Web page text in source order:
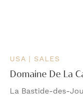
USA | SALES
Domaine De La
La Bastide-des-